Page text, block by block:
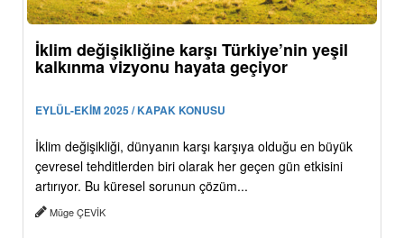
İklim değişikliğine karşı Türkiye’nin yeşil
kalkınma vizyonu hayata geçiyor
EYLÜL-EKİM 2025 / KAPAK KONUSU
İklim değişikliği, dünyanın karşı karşıya olduğu en büyük
çevresel tehditlerden biri olarak her geçen gün etkisini
artırıyor. Bu küresel sorunun çözüm...
Müge ÇEVİK